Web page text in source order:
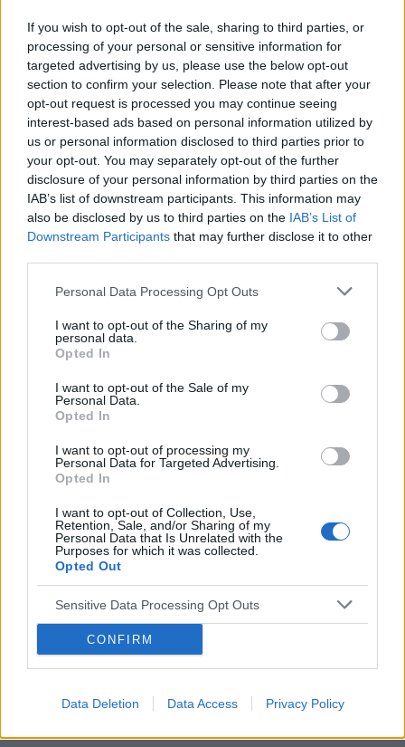
If you wish to opt-out of the sale, sharing to third parties, or
processing of your personal or sensitive information for
targeted advertising by us, please use the below opt-out
section to confirm your selection. Please note that after your
opt-out request is processed you may continue seeing
interest-based ads based on personal information utilized by
us or personal information disclosed to third parties prior to
your opt-out. You may separately opt-out of the further
disclosure of your personal information by third parties on the
IAB’s list of downstream participants. This information may
also be disclosed by us to third parties on the IAB’s List of
Downstream Participants that may further disclose it to other
Personal Data Processing Opt Outs
I want to opt-out of the Sharing of my
personal data.
Opted In
I want to opt-out of the Sale of my
Personal Data.
Opted In
I want to opt-out of processing my
Personal Data for Targeted Advertising.
Opted In
I want to opt-out of Collection, Use,
Retention, Sale, and/or Sharing of my
Personal Data that Is Unrelated with the
Purposes for which it was collected.
Opted Out
Sensitive Data Processing Opt Outs
CONFIRM
Data Deletion Data Access Privacy Policy
Zarówno kampanie informacyjne, jak i działania
promujące sport wśród dzieci i młodzieży nie
przynoszą oczekiwanego rezultatu w postaci
wyraźnego spadku liczby dzieci z nieprawidłową
masą ciała. Duże nadzieje na poprawę sytuacji
wiązano z planem wprowadzenia od września 2025
roku do szkół nowego przedmiotu – edukacji
zdrowotnej. Istotnym komponentem podstawy
programowej ma być w nim zdrowe żywienie.
Okazuje się jednak, że wbrew wcześniejszym
zapowiedziom przedmiot będzie nieobowiązkowy.
W praktyce może więc dojść do tego, że znaczna
część rodziców nie będzie wysyłała dzieci na te
zajęcia, tak jak 43 proc. nie wysyłała ich na
punktowe, realizowane przez daną jednostkę, czy to
przez Ministerstwo Zdrowia, czy jakieś organy
podległe, czy Ministerstwo Sportu i Turystyki, czy
też Ministerstwo Edukacji Narodowej. Ministerstwa
powinny zacząć działać systemowo razem, żeby te
programy nie były punktowe, nie kończyły się po
roku czy pół roku, tylko trwały dłużej. Nawyki